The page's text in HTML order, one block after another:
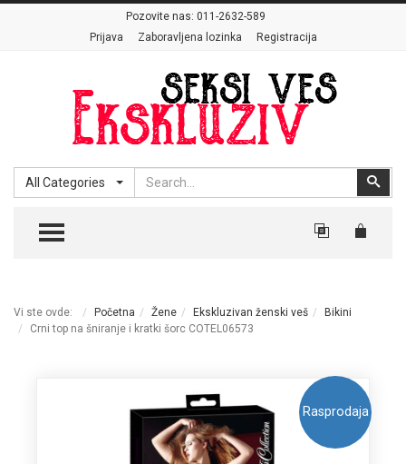
Pozovite nas: 011-2632-589
Prijava
Zaboravljena lozinka Registracija
All Categories
Search
TOGGLE MENU
Vi ste ovde: Početna Žene Ekskluzivan ženski veš
Bikini
Crni top na šniranje i kratki šorc COTEL06573
Rasprodaja